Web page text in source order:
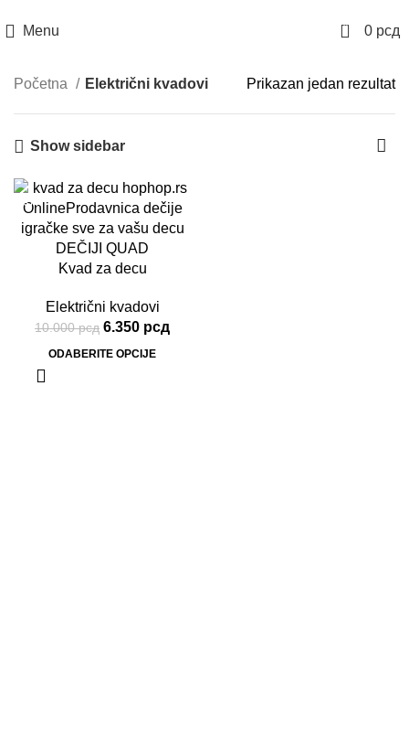
Menu 0 0 рсд
Početna Električni kvadovi Prikazan jedan rezultat
Show sidebar
-37%
Kvad za decu
Električni kvadovi
10.000рсд 6.350 рсд
ODABERITE OPCIJE